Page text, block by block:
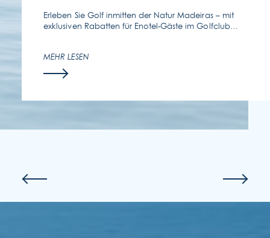
FOLGEN SIE UNS
Erleben Sie Golf inmitten der Natur Madeiras – mit
exklusiven Rabatten für Enotel-Gäste im Golfclub
MEHR LESEN